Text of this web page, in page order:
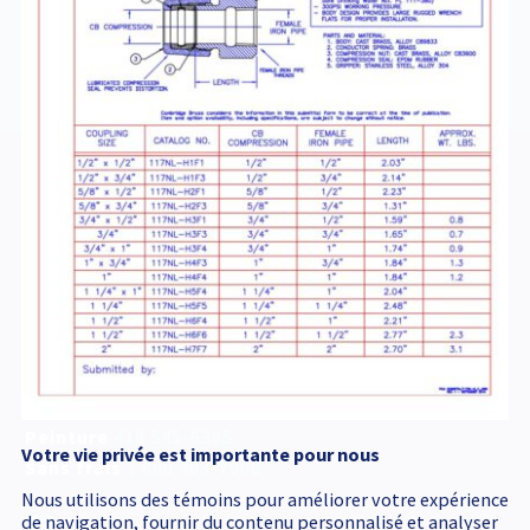
ADAP-FEM
Service d'urgence
accessible 24 h /24
418 545-1698
Adresse postale
340, Émile Couture
Chicoutimi (Québec) G7H 8B6
Sans frais 1 800 463-7906
Votre vie privée est importante pour nous
Nous utilisons des témoins pour améliorer votre expérience
de navigation, fournir du contenu personnalisé et analyser